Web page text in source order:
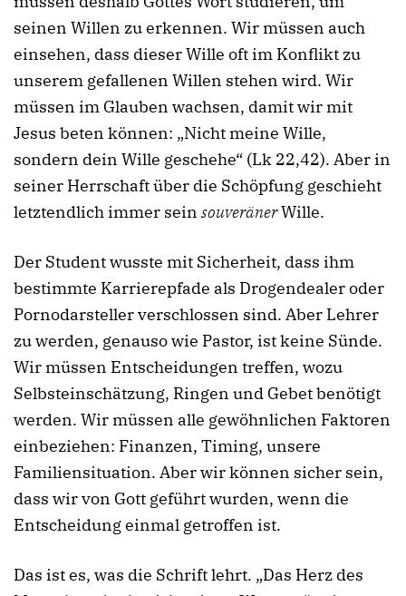
seinen Willen zu erkennen. Wir müssen auch
einsehen, dass dieser Wille oft im Konflikt zu
unserem gefallenen Willen stehen wird. Wir
müssen im Glauben wachsen, damit wir mit
Jesus beten können: „Nicht meine Wille,
sondern dein Wille geschehe“ (Lk 22,42). Aber in
seiner Herrschaft über die Schöpfung geschieht
letztendlich immer sein souveränerWille.
Der Student wusste mit Sicherheit, dass ihm
bestimmte Karrierepfade als Drogendealer oder
Pornodarsteller verschlossen sind. Aber Lehrer
zu werden, genauso wie Pastor, ist keine Sünde.
Wir müssen Entscheidungen treffen, wozu
Selbsteinschätzung, Ringen und Gebet benötigt
werden. Wir müssen alle gewöhnlichen Faktoren
einbeziehen: Finanzen, Timing, unsere
Familiensituation. Aber wir können sicher sein,
dass wir von Gott geführt wurden, wenn die
Entscheidung einmal getroffen ist.
Das ist es, was die Schrift lehrt. „Das Herz des